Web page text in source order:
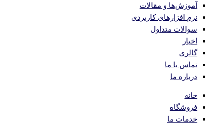
آموزش‌ها و مقالات
نرم افزارهای کاربردی
سوالات متداول
اخبار
گالری
تماس با ما
درباره ما
خانه
فروشگاه
خدمات ما